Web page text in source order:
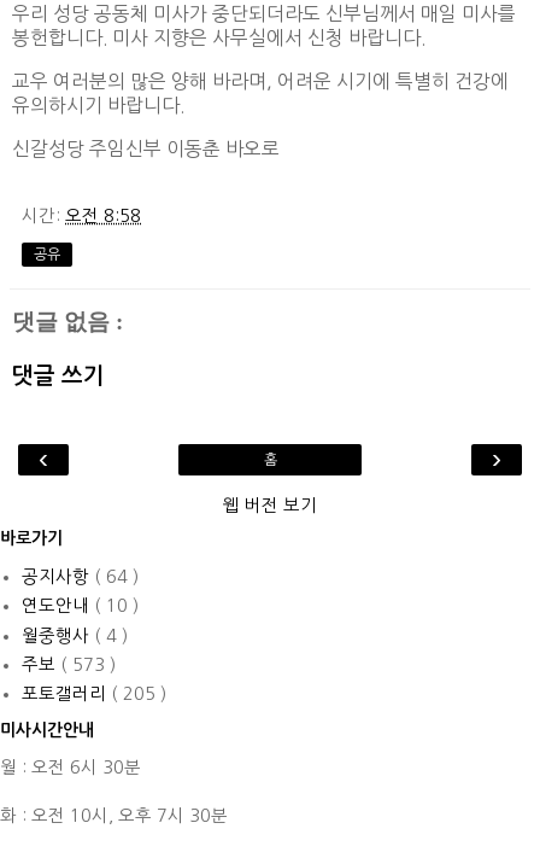
우리 성당 공동체 미사가 중단되더라도 신부님께서 매일 미사를
봉헌합니다. 미사 지향은 사무실에서 신청 바랍니다.
교우 여러분의 많은 양해 바라며, 어려운 시기에 특별히 건강에
유의하시기 바랍니다.
신갈성당 주임신부 이동춘 바오로
시간: 오전 8:58
공유
댓글 없음 :
댓글 쓰기
‹ ›
홈
웹 버전 보기
바로가기
공지사항 ( 64 )
연도안내
( 10 )
월중행사 ( 4 )
주보
( 573 )
포토갤러리
( 205 )
미사시간안내
월 : 오전 6시 30분
화 : 오전 10시, 오후 7시 30분